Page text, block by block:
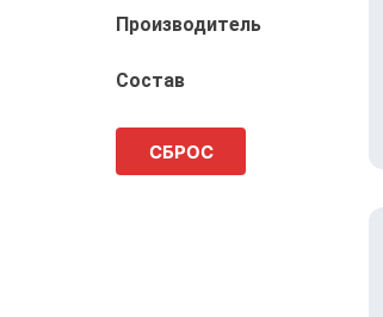
Производитель
Состав
Пластик
СБРОС